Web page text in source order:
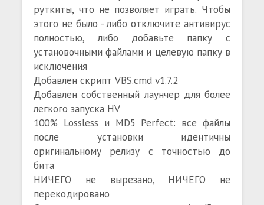
руткиты, что не позволяет играть. Чтобы
этого не было - либо отключите антивирус
полностью, либо добавьте папку с
установочными файлами и целевую папку в
исключения
Добавлен скрипт VBS.cmd v1.7.2
Добавлен собственный лаунчер для более
легкого запуска HV
100% Lossless и MD5 Perfect: все файлы
после установки идентичны
оригинальному релизу с точностью до
бита
НИЧЕГО не вырезано, НИЧЕГО не
перекодировано